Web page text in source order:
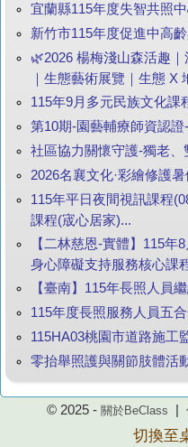
宜蘭縣115年度失智共照
新竹市115年度促進中高
🌿2026 楊梅淺山森活趣
｜生態藝術展覽｜生態 X
115年9月多元民族文化課
第10期-園藝輔療師資認證
社區協力關懷守護-獨老
2026名襄文化·彩繪修護
115年平日夜間視訊課程
課程(宬心居家)...
【二林慈恩-實體】115年
身心障礙支持服務核心課
【臺南】115年長照人員
115年度長照服務人員五
115HA03桃園市道路施工
零抬舉照護與關節肢體活
© 2025 - 關於BeClass
切換至